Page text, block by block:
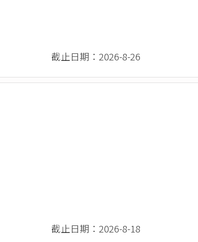
截止日期：2026-8-26
截止日期：2026-8-18